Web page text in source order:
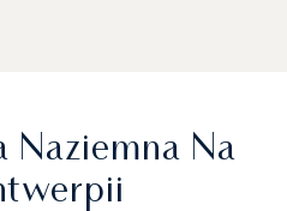
Naziemna Na